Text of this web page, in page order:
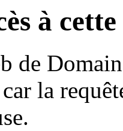
à
de
la